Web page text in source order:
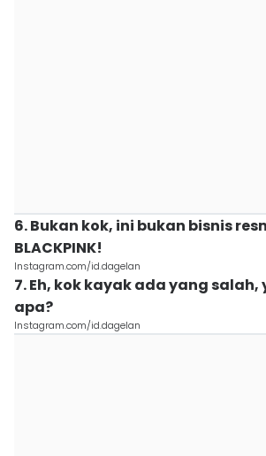
6. Bukan kok, ini bukan bisnis
BLACKPINK!
Instagram.com/id.dagelan
7. Eh, kok kayak ada yang
apa?
Instagram.com/id.dagelan